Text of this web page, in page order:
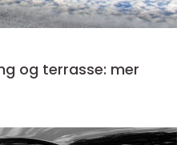
og terrasse: mer